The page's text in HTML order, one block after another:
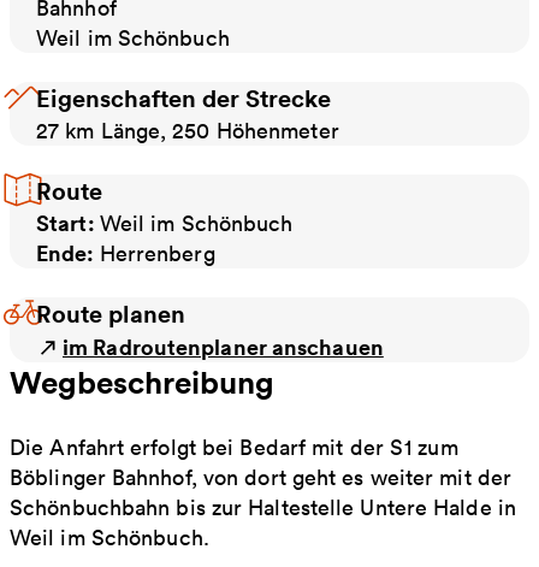
Bahnhof
Weil im Schönbuch
Eigenschaften der Strecke
27 km Länge, 250 Höhenmeter
Route
Start: Weil im Schönbuch
Ende: Herrenberg
Route planen
im Radroutenplaner anschauen
Wegbeschreibung
Die Anfahrt erfolgt bei Bedarf mit der S 1 zum
Böblinger Bahnhof, von dort geht es weiter mit der
Schönbuchbahn bis zur Haltestelle Untere Halde in
Weil im Schönbuch.